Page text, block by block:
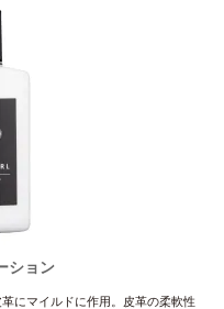
ション
にマイルドに作用。皮革の柔軟性